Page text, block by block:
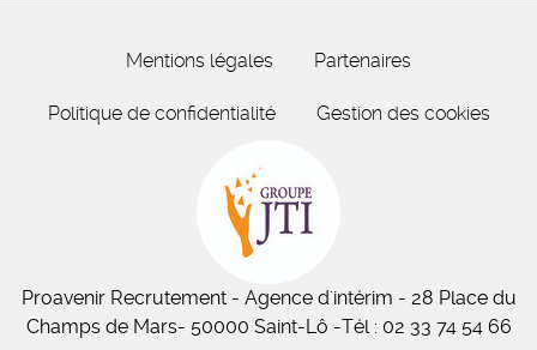
Mentions légales Partenaires
Politique de confidentialité Gestion des cookies
Proavenir Recrutement - Agence d'intérim - 28 Place du
Champs de Mars- 50000 Saint-Lô -Tél : 02 33 74 54 66